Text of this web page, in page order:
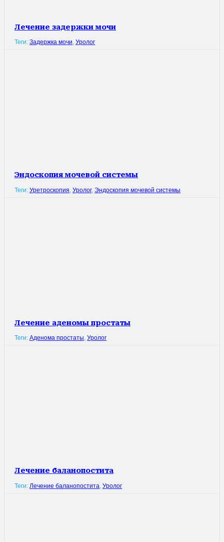
Лечение задержки мочи
Теги: Задержка мочи, Уролог
Эндоскопия мочевой системы
Теги: Уретроскопия Уролог, Эндоскопия мочевой системы
Лечение аденомы простаты
Теги: Аденома простаты, Уролог
Лечение баланопостита
Теги: Лечение баланопостита Уролог